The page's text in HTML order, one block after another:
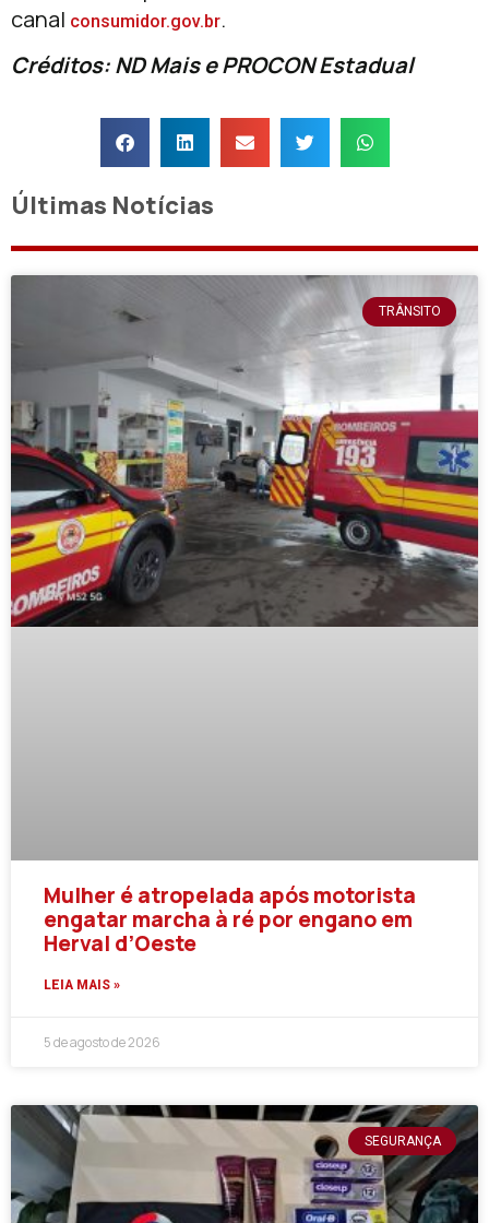
canal consumidor.gov.br.
Créditos: ND Mais e PROCON Estadual
Últimas Notícias
TRÂNSITO
Mulher é atropelada após motorista
engatar marcha à ré por engano em
Herval d’Oeste
LEIA MAIS »
5 de agosto de 2026
SEGURANÇA